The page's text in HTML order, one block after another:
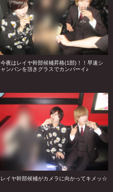
今夜はレイヤ幹部候補昇格(1部)！！早速シ
ャンパンを頂きグラスでカンパーイ♪
レイヤ幹部候補がカメラに向かってキメッ☆